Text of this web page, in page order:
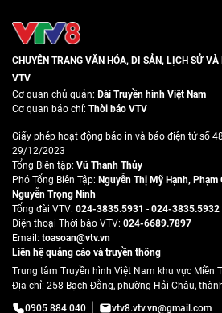
CHUYÊN TRANG VĂN HÓA, DI SẢN, LỊCH SỬ
VTV
Cơ quan chủ quản:Đài Truyền hình Việt Nam
Cơ quan báo chí: Thời báo VTV
Giấy phép hoạt động báo in và báo điện tử số
29/12/2023
Tổng Biên tập: Vũ Thanh Thủy
Phó Tổng Biên Tập: Nguyễn Thị Mỹ Hạnh, Phạm
Nguyễn Trọng Ninh
Tổng đài VTV: 024-3835.5931 - 024-3835.5932
Ðiện thoại Thời báo VTV: 024-6689.7897
Email: toasoan@vtv.vn
Liên hệ quảng cáo và truyền thông
Trung tâm Truyền hình Việt Nam khu vực Miền
Địa chỉ: 258 Bạch Đằng, phường Hải Châu,
0905 884 040
vtv8.vtv.vn@gmail.com